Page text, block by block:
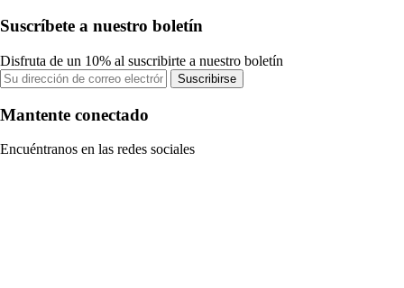
Suscríbete a nuestro boletín
Disfruta de un 10% al suscribirte a nuestro boletín
Suscribirse
Mantente conectado
Encuéntranos en las redes sociales